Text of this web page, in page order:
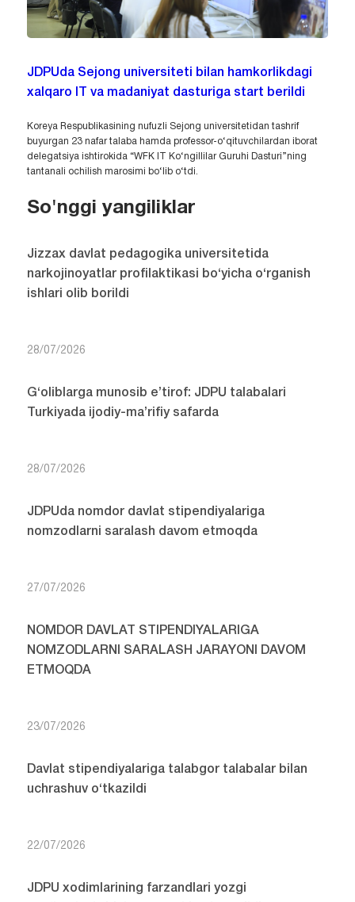
JDPUda Sejong universiteti bilan hamkorlikdagi
xalqaro IT va madaniyat dasturiga start berildi
Koreya Respublikasining nufuzli Sejong universitetidan tashrif
buyurgan 23 nafar talaba hamda professor-o‘qituvchilardan iborat
delegatsiya ishtirokida “WFK IT Ko‘ngillilar Guruhi Dasturi”ning
tantanali ochilish marosimi bo‘lib o‘tdi.
So'nggi yangiliklar
Jizzax davlat pedagogika universitetida
narkojinoyatlar profilaktikasi bo‘yicha o‘rganish
ishlari olib borildi
28/07/2026
G‘oliblarga munosib e’tirof: JDPU talabalari
Turkiyada ijodiy-ma’rifiy safarda
28/07/2026
JDPUda nomdor davlat stipendiyalariga
nomzodlarni saralash davom etmoqda
27/07/2026
NOMDOR DAVLAT STIPENDIYALARIGA
NOMZODLARNI SARALASH JARAYONI DAVOM
ETMOQDA
23/07/2026
Davlat stipendiyalariga talabgor talabalar bilan
uchrashuv o‘tkazildi
22/07/2026
JDPU xodimlarining farzandlari yozgi